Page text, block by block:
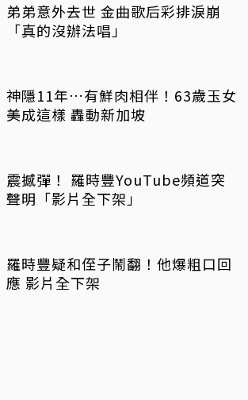
弟弟意外去世 金曲歌后彩排淚崩
「真的沒辦法唱」
神隱11年…有鮮肉相伴！63歲玉女
美成這樣 轟動新加坡
震撼彈！ 羅時豐YouTube頻道突
聲明「影片全下架」
羅時豐疑和侄子鬧翻！他爆粗口回
應 影片全下架